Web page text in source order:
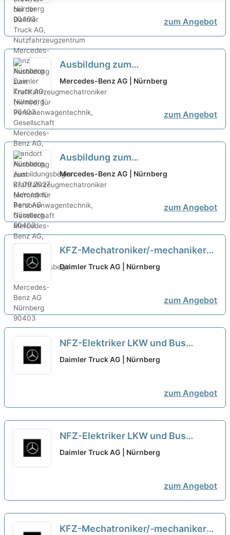
zum Angebot
Ausbildung zum
Kraftfahrzeugmechatroniker
(w/m/d) für
Gesellschaft Mercedes-Benz AG,
Mercedes-Benz AG | Nürnberg
zum Angebot
Ausbildung zum
Kraftfahrzeugmechatroniker
(w/m/d) für
Gesellschaft Mercedes-Benz AG,
Mercedes-Benz AG | Nürnberg
zum Angebot
KFZ-Mechatroniker/-mechaniker
NFZ (m/w/d) bei der Daimler Truck
Daimler Truck AG | Nürnberg
zum Angebot
NFZ-Elektriker LKW und Bus
(m/w/d) bei der Daimler Truck AG,
Daimler Truck AG | Nürnberg
zum Angebot
NFZ-Elektriker LKW und Bus
(m/w/d) bei der Daimler Truck AG,
Daimler Truck AG | Nürnberg
zum Angebot
KFZ-Mechatroniker/-mechaniker